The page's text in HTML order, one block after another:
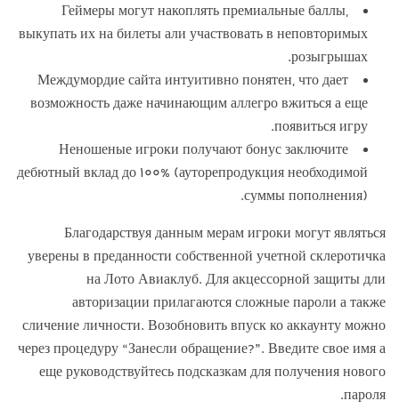
Геймеры могут накоплять премиальные баллы,
выкупать их на билеты али участвовать в неповторимых
розыгрышах.
Междумордие сайта интуитивно понятен, что дает
возможность даже начинающим аллегро вжиться а еще
появиться игру.
Неношеные игроки получают бонус заключите
дебютный вклад до 100% (ауторепродукция необходимой
суммы пополнения).
Благодарствуя данным мерам игроки могут являться
уверены в преданности собственной учетной склеротичка
на Лото Авиаклуб. Для акцессорной защиты дли
авторизации прилагаются сложные пароли а также
сличение личности. Возобновить впуск ко аккаунту можно
через процедуру “Занесли обращение?”. Введите свое имя а
еще руководствуйтесь подсказкам для получения нового
пароля.